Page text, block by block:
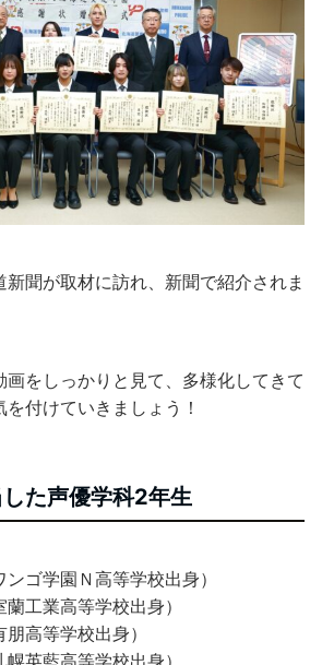
聞が取材に訪れ、新聞で紹介されま
をしっかりと見て、多様化してきて
付けていきましょう！
た声優学科2年生
ゴ学園Ｎ高等学校出身）
工業高等学校出身）
高等学校出身）